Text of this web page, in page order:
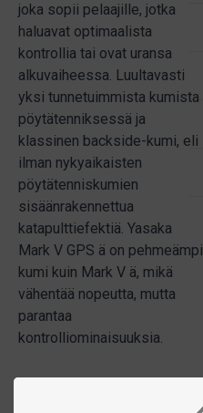
joka sopii pelaajille, jotka
haluavat optimaalista
kontrollia tai ovat uransa
alkuvaiheessa. Luultavasti
yksi tunnetuimmista kumista
pöytätenniksessä ja
klassinen backside-kumi, eli
ilman nykyaikaisten
pöytätenniskumien
sisäänrakennettua
katapulttiefektiä. Yasaka
Mark V GPS ä on pehmeämpi
kumi kuin Mark V ä, mikä
vähentää nopeutta, mutta
parantaa
kontrolliominaisuuksia.